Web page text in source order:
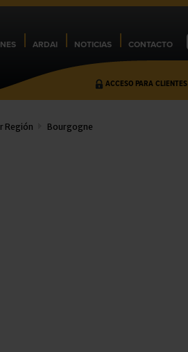
ARDAI NOTICIAS CONTACTO
ACCESO PARA CLIENTES
Región Bourgogne